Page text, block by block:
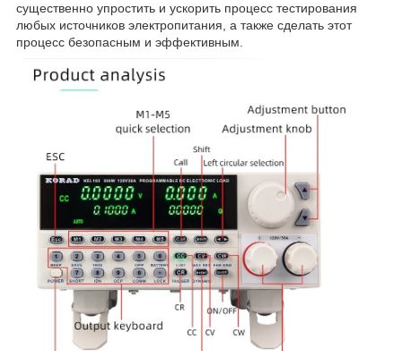
существенно упростить и ускорить процесс тестирования
любых источников электропитания, а также сделать этот
процесс безопасным и эффективным.